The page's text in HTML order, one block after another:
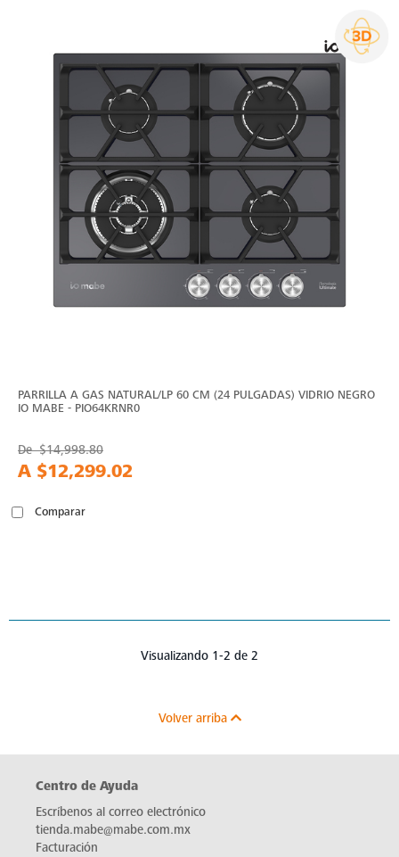
PARRILLA A GAS NATURAL/LP 60 CM (24 PULGADAS) VIDRIO NEGRO
IO MABE - PIO64KRNR0
De$14,998.80
A $12,299.02
Comparar
Visualizando 1-2 de 2
Volver arriba
Centro de Ayuda
Escríbenos al correo electrónico
tienda.mabe@mabe.com.mx
Facturación